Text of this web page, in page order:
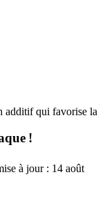
additif qui favorise la
!
à jour : 14 août